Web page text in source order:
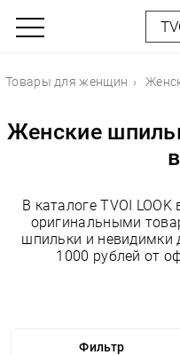
Товары для женщин
Женские
В каталоге TVOI
оригинальными
шпильки и невидимки
1000 рублей от
Фильтр